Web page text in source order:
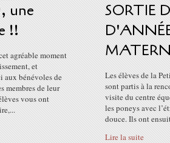
une
!!
agréable moment
et
aux bénévoles de
membres de leur
vous ont
SORTIE
Les élèves de la
sont partis à la
visite du centre
les poneys avec
douce. Ils ont
Lire la suite